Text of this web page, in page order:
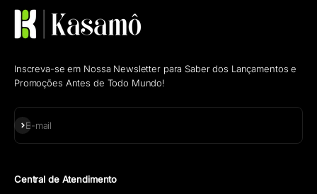
Inscreva-se em Nossa Newsletter para Saber dos Lançamentos e
Promoções Antes de Todo Mundo!
E-mail
Assinar
Central de Atendimento